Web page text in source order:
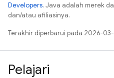
Developers. Java adalah merek
dan/atau afiliasinya.
Terakhir diperbarui pada 2026-03-
Pelajari